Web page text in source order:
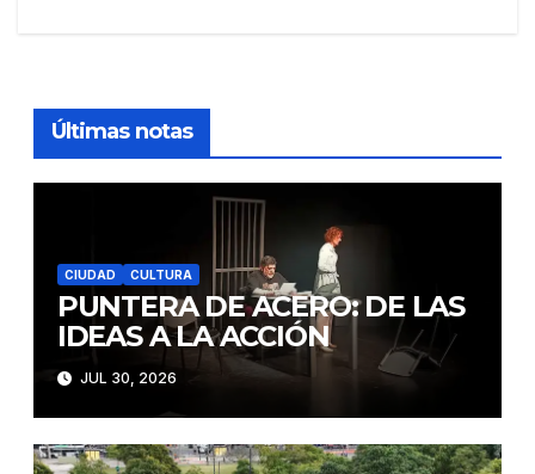
Últimas notas
CIUDAD CULTURA
PUNTERA DE ACERO: DE LAS
IDEAS A LA ACCIÓN
JUL 30, 2026